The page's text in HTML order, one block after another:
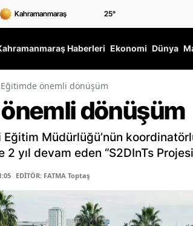
25°
Haberleri Ekonomi Dünya
Eğitimde önemli dönüşüm
dönüşüm
Müdürlüğü’nün
yıl devam eden “S2DInTs
EDİTÖR: FATMA Toptaş